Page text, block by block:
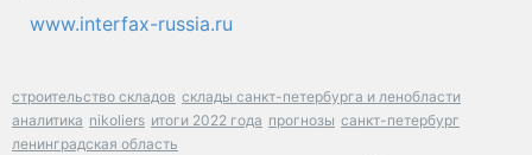
www.interfax-russia.ru
строительство складов склады санкт-петербурга и ленобласти
аналитика nikoliers итоги 2022 года прогнозы санкт-петербург
ленинградская область